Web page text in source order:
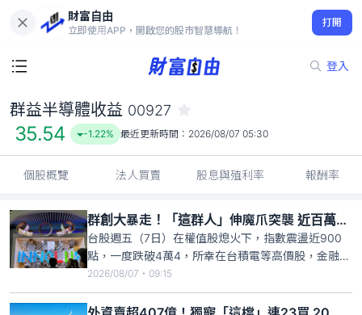
財富自由
立即使用APP，開啟您的股市智慧導航！
打開
登入
35.54
-1.22%
群益半導體收益 00927
35.54 -1.22% 最近更新時間： 2026/08/07 05:30
個股概覽 法人買賣 股息與殖利率 報酬率
群創大暴走！「這群人」伸魔爪突襲 近百萬股東血流不止
台股週五（7日）在權值股熄火下，指數震盪近900
點，一度跌破4萬4，所幸在台積電等高價股，金融與
塑膠等傳產逆揚下，終場指數收跌170點，失守季
線，而外資雖轉賣超407.16億元，對擁有近百萬股東
的群創下毒手，一出手就砍逾5萬張，不僅外資大
2026/08/07・09:15